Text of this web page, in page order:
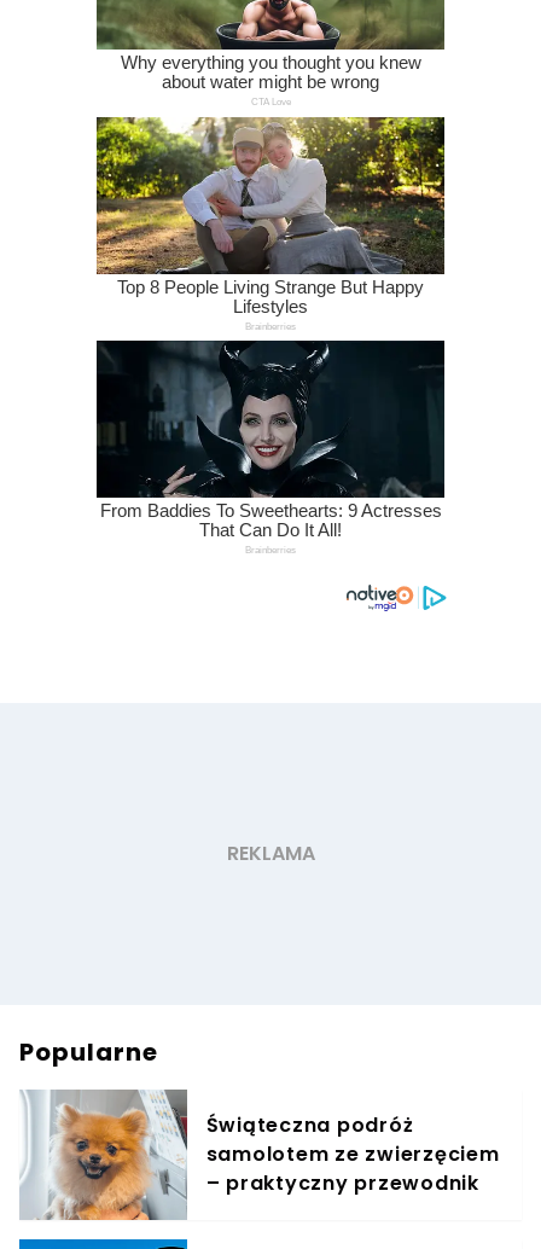
Popularne
Świąteczna podróż
samolotem ze zwierzęciem
– praktyczny przewodnik